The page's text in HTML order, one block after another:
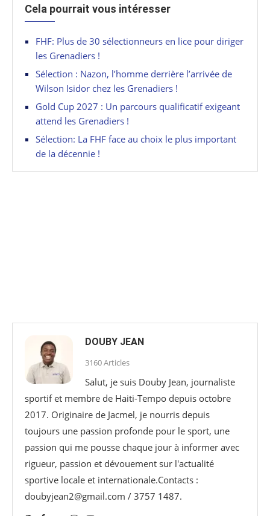
Cela pourrait vous intéresser
FHF: Plus de 30 sélectionneurs en lice pour diriger
les Grenadiers !
Sélection : Nazon, l’homme derrière l’arrivée de
Wilson Isidor chez les Grenadiers !
Gold Cup 2027 : Un parcours qualificatif exigeant
attend les Grenadiers !
Sélection: La FHF face au choix le plus important
de la décennie !
DOUBY JEAN
3160 Articles
Salut, je suis Douby Jean, journaliste
sportif et membre de Haiti-Tempo depuis octobre
2017. Originaire de Jacmel, je nourris depuis
toujours une passion profonde pour le sport, une
passion qui me pousse chaque jour à informer avec
rigueur, passion et dévouement sur l'actualité
sportive locale et internationale.Contacts :
doubyjean2@gmail.com / 3757 1487.